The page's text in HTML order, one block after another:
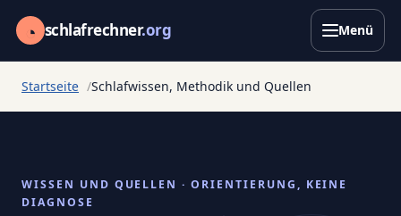
◔ schlafrechner.org Menü
Startseite Schlafwissen, Methodik und Quellen
WISSEN UND QUELLEN · ORIENTIERUNG, KEINE
DIAGNOSE